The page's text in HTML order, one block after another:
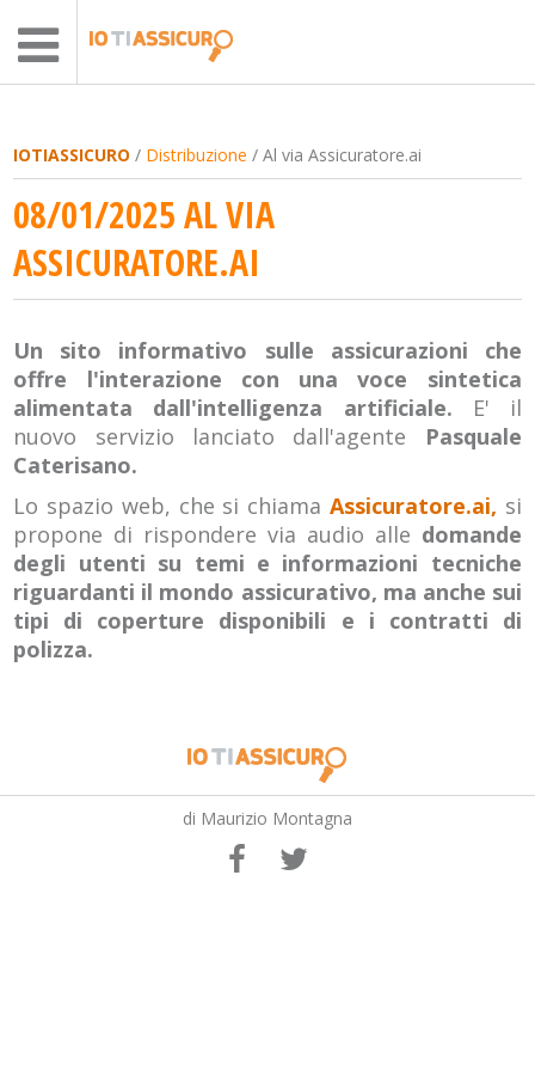
IOTIASSICURO / Distribuzione / Al via Assicuratore.ai
08/01/2025 AL VIA
ASSICURATORE.AI
Un sito informativo sulle assicurazioni che
offre l'interazione con una voce sintetica
alimentata dall'intelligenza artificiale. E' il
nuovo servizio lanciato dall'agente Pasquale
Caterisano.
Lo spazio web, che si chiama Assicuratore.ai, si
propone di rispondere via audio alle domande
degli utenti su temi e informazioni tecniche
riguardanti il mondo assicurativo, ma anche sui
tipi di coperture disponibili e i contratti di
polizza.
di Maurizio Montagna